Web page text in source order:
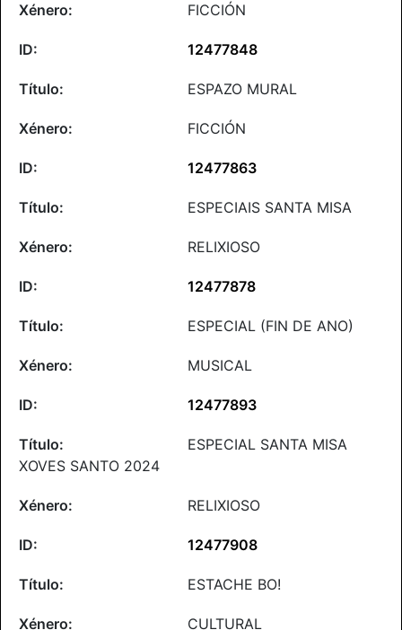
FICCIÓN
12477848
ESPAZO MURAL
FICCIÓN
12477863
ESPECIAIS SANTA MISA
RELIXIOSO
12477878
ESPECIAL (FIN DE ANO)
MUSICAL
12477893
ESPECIAL SANTA MISA
XOVES SANTO 2024
RELIXIOSO
12477908
ESTACHE BO!
CULTURAL